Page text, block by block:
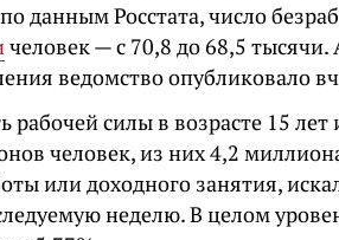
данным Росстата, число
человек — с 70,8 до 68,5 тысячи.
ведомство опубликовало
рабочей силы в возрасте 15
человек, из них 4,2
или доходного занятия,
неделю. В целом